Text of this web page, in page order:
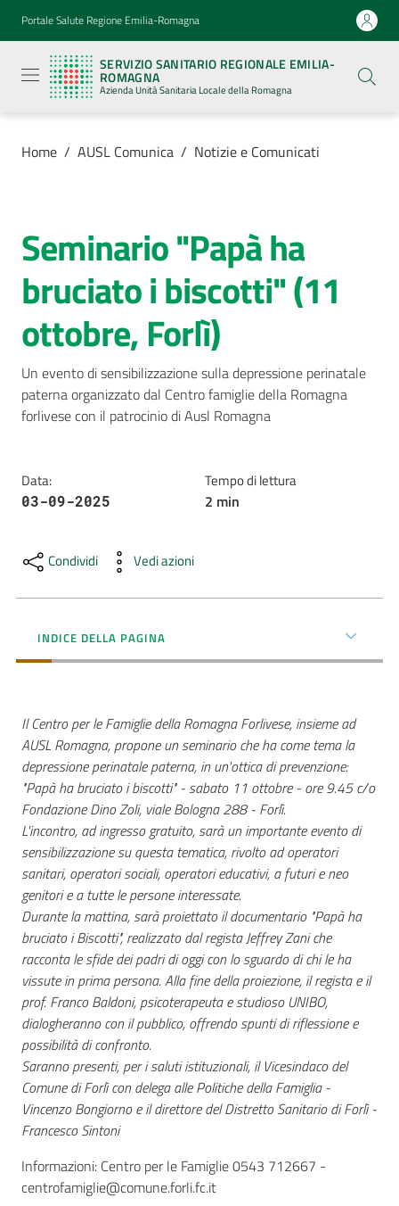
Vai al contenuto
Vai alla navigazione
Vai al footer
Portale Salute Regione Emilia-Romagna
SERVIZIO SANITARIO REGIONALE EMILIA-
ROMAGNA
Azienda Unità Sanitaria Locale della Romagna
Sanitario
Regionale
Emilia-
Romagna
Azienda
Sanitaria
Locale della
Azienda
Servizi
Luoghi
di
cura
Carta
Servizi
Bandi
e
Concorsi
Seguici
su
Home / AUSL Comunica / Notizie e Comunicati
Salta al contenuto
Seminario "Papà ha
bruciato i biscotti" (11
ottobre, Forlì)
Un evento di sensibilizzazione sulla depressione perinatale
paterna organizzato dal Centro famiglie della Romagna
forlivese con il patrocinio di Ausl Romagna
Data:
03-09-2025
Tempo di lettura
2 min
Condividi Vedi azioni
INDICE DELLA PAGINA
Il Centro per le Famiglie della Romagna Forlivese, insieme ad
AUSL Romagna, propone un seminario che ha come tema la
depressione perinatale paterna, in un'ottica di prevenzione:
"Papà ha bruciato i biscotti" - sabato 11 ottobre - ore 9.45 c/o
Fondazione Dino Zoli, viale Bologna 288 - Forlì.
L'incontro, ad ingresso gratuito, sarà un importante evento di
sensibilizzazione su questa tematica, rivolto ad operatori
sanitari, operatori sociali, operatori educativi, a futuri e neo
genitori e a tutte le persone interessate.
Durante la mattina, sarà proiettato il documentario "Papà ha
bruciato i Biscotti", realizzato dal regista Jeffrey Zani che
racconta le sfide dei padri di oggi con lo sguardo di chi le ha
vissute in prima persona. Alla fine della proiezione, il regista e il
prof. Franco Baldoni, psicoterapeuta e studioso UNIBO,
dialogheranno con il pubblico, offrendo spunti di riflessione e
possibilità di confronto.
Saranno presenti, per i saluti istituzionali, il Vicesindaco del
Comune di Forlì con delega alle Politiche della Famiglia -
Vincenzo Bongiorno e il direttore del Distretto Sanitario di Forlì -
Francesco Sintoni
Informazioni: Centro per le Famiglie 0543 712667 -
centrofamiglie@comune.forli.fc.it